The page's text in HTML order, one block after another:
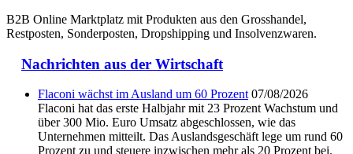
B2B Online Marktplatz mit Produkten aus den Grosshandel,
Restposten, Sonderposten, Dropshipping und Insolvenzwaren.
Nachrichten aus der Wirtschaft
Flaconi wächst im Ausland um 60 Prozent 07/08/2026
Flaconi hat das erste Halbjahr mit 23 Prozent Wachstum und
über 300 Mio. Euro Umsatz abgeschlossen, wie das
Unternehmen mitteilt. Das Auslandsgeschäft lege um rund 60
Prozent zu und steuere inzwischen mehr als 20 Prozent bei.